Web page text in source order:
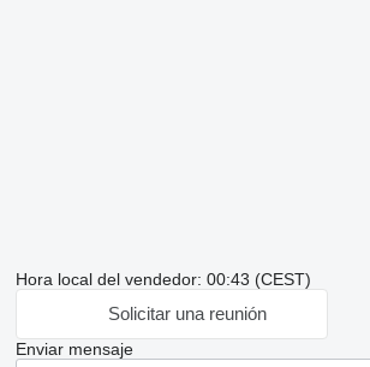
Hora local del vendedor: 00:43 (CEST)
Solicitar una reunión
Enviar mensaje